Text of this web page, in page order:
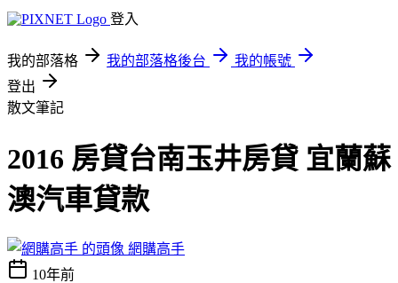
登入
我的部落格 我的部落格後台
我的帳號
登出
散文筆記
2016 房貸台南玉井房貸 宜蘭蘇
澳汽車貸款
網購高手
10年前